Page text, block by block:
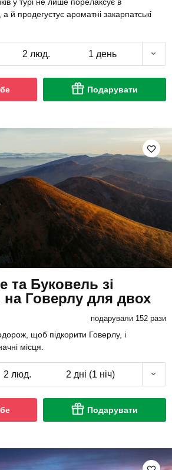
й продегустує ароматні закарпатські
2 люд. 1 день
Подарувати
та Буковель зі
Говерлу для двох
подарували 152 рази
щоб підкорити Говерлу, і
місця.
2 люд. 2 дні (1 ніч)
Подарувати